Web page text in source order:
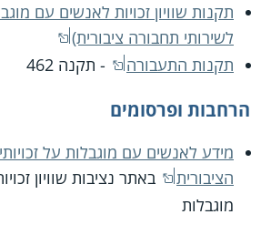
תקנות שוויון זכויות לאנשים עם
לשירותי תחבורה ציבורית)
תקנות התעבורה
- תקנה 462
הרחבות ופרסומים
מידע לאנשים עם מוגבלות על
הציבורית
באתר נציבות שוויון
מוגבלות